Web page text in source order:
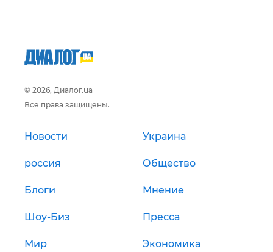
© 2026, Диалог.ua
Все права защищены.
Новости Украина
россия Общество
Блоги Мнение
Шоу-Биз Пресса
Мир Экономика